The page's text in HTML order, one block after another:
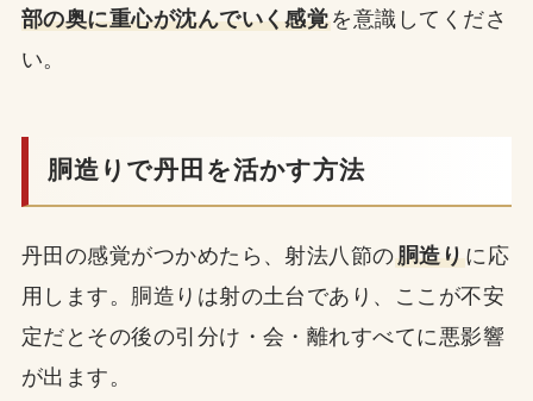
部の奥に重心が沈んでいく感覚 を意識してくださ
い。
胴造りで丹田を活かす方法
丹田の感覚がつかめたら、射法八節の胴造り に応
用します。胴造りは射の土台であり、ここが不安
定だとその後の引分け・会・離れすべてに悪影響
が出ます。